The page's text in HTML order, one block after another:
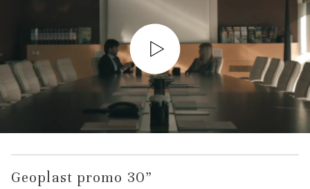
Geoplast promo 30”